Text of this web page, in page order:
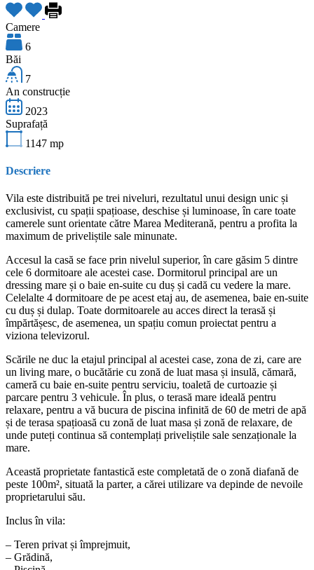
Camere
6
Băi
7
An construcție
2023
Suprafață
1147 mp
Descriere
Vila este distribuită pe trei niveluri, rezultatul unui design unic și
exclusivist, cu spații spațioase, deschise și luminoase, în care toate
camerele sunt orientate către Marea Mediterană, pentru a profita la
maximum de priveliștile sale minunate.
Accesul la casă se face prin nivelul superior, în care găsim 5 dintre
cele 6 dormitoare ale acestei case. Dormitorul principal are un
dressing mare și o baie en-suite cu duș și cadă cu vedere la mare.
Celelalte 4 dormitoare de pe acest etaj au, de asemenea, baie en-suite
cu duș și dulap. Toate dormitoarele au acces direct la terasă și
împărtășesc, de asemenea, un spațiu comun proiectat pentru a
viziona televizorul.
Scările ne duc la etajul principal al acestei case, zona de zi, care are
un living mare, o bucătărie cu zonă de luat masa și insulă, cămară,
cameră cu baie en-suite pentru serviciu, toaletă de curtoazie și
parcare pentru 3 vehicule. În plus, o terasă mare ideală pentru
relaxare, pentru a vă bucura de piscina infinită de 60 de metri de apă
și de terasa spațioasă cu zonă de luat masa și zonă de relaxare, de
unde puteți continua să contemplați priveliștile sale senzaționale la
mare.
Această proprietate fantastică este completată de o zonă diafană de
peste 100m², situată la parter, a cărei utilizare va depinde de nevoile
proprietarului său.
Inclus în vila:
– Teren privat și împrejmuit,
– Grădină,